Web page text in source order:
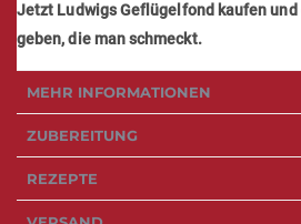
Jetzt Ludwigs Geflügelfond kaufen
geben, die man schmeckt.
MEHR INFORMATIONEN
ZUBEREITUNG
REZEPTE